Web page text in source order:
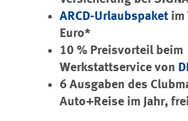
ARCD-Urlaubspaket im
Euro*
10 % Preisvorteil beim
Werkstattservice von
6 Ausgaben des
Auto+Reise im Jahr,